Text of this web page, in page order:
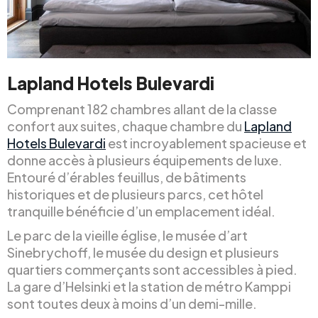
Lapland Hotels Bulevardi
Comprenant 182 chambres allant de la classe
confort aux suites, chaque chambre du Lapland
Hotels Bulevardi est incroyablement spacieuse et
donne accès à plusieurs équipements de luxe.
Entouré d’érables feuillus, de bâtiments
historiques et de plusieurs parcs, cet hôtel
tranquille bénéficie d’un emplacement idéal.
Le parc de la vieille église, le musée d’art
Sinebrychoff, le musée du design et plusieurs
quartiers commerçants sont accessibles à pied.
La gare d’Helsinki et la station de métro Kamppi
sont toutes deux à moins d’un demi-mille.